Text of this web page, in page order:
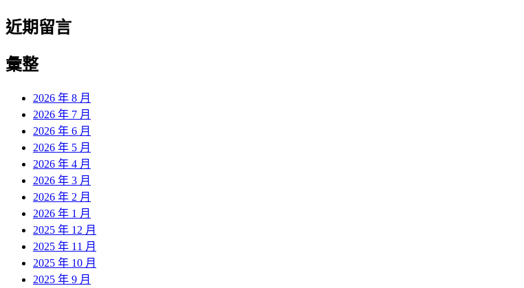
近期留言
彙整
2026 年 8 月
2026 年 7 月
2026 年 6 月
2026 年 5 月
2026 年 4 月
2026 年 3 月
2026 年 2 月
2026 年 1 月
2025 年 12 月
2025 年 11 月
2025 年 10 月
2025 年 9 月